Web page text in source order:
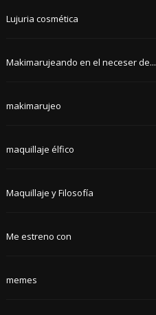
Lujuria cosmética
Makimarujeando en el neceser de...
makimarujeo
maquillaje élfico
Maquillaje y Filosofía
Me estreno con
memes